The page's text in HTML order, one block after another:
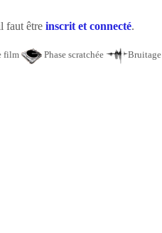
faut être inscrit et connecté.
film Phase scratchée Bruitage